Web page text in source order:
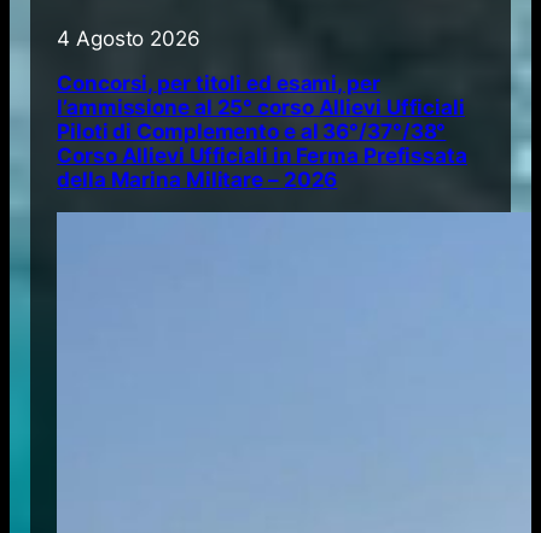
4 Agosto 2026
Concorsi, per titoli ed esami, per
l’ammissione al 25° corso Allievi Ufficiali
Piloti di Complemento e al 36°/37°/38°
Corso Allievi Ufficiali in Ferma Prefissata
della Marina Militare – 2026